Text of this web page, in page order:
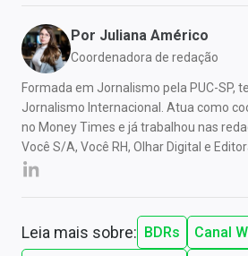
Por Juliana Américo
Coordenadora de redação
Formada em Jornalismo pela PUC-SP,
Jornalismo Internacional. Atua como
no Money Times e já trabalhou nas
Você S/A, Você RH, Olhar Digital e
Leia mais sobre: BDRs
Canal